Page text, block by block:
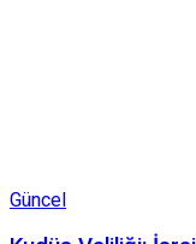
Güncel